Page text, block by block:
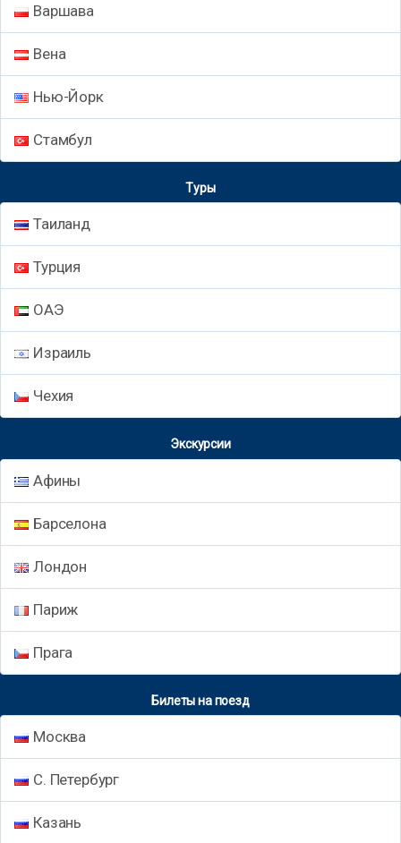
Варшава
Вена
Нью-Йорк
Стамбул
Туры
Таиланд
Турция
ОАЭ
Израиль
Чехия
Экскурсии
Афины
Барселона
Лондон
Париж
Прага
Билеты на поезд
Москва
С. Петербург
Казань